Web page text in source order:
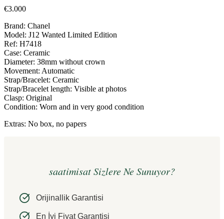
€3.000
Brand: Chanel
Model: J12 Wanted Limited Edition
Ref: H7418
Case: Ceramic
Diameter: 38mm without crown
Movement: Automatic
Strap/Bracelet: Ceramic
Strap/Bracelet length: Visible at photos
Clasp: Original
Condition: Worn and in very good condition
Extras: No box, no papers
saatimisat Sizlere Ne Sunuyor?
Orijinallik Garantisi
En İyi Fiyat Garantisi